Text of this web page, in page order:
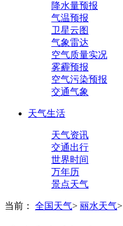
降水量预报
气温预报
卫星云图
气象雷达
空气质量实况
雾霾预报
空气污染预报
交通气象
天气生活
天气资讯
交通出行
世界时间
万年历
景点天气
当前： 全国天气> 丽水天气>